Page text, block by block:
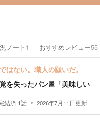
ノート 1 おすすめレビュー55
はない。職人の願いだ。
失ったパン屋「美味しい
結済 1話 2026年7月11日更新